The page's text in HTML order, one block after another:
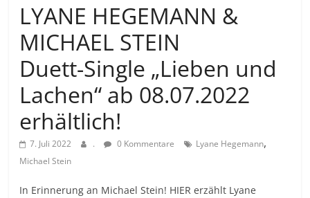
LYANE HEGEMANN &
MICHAEL STEIN
Duett-Single „Lieben und
Lachen“ ab 08.07.2022
erhältlich!
7. Juli 2022 . 0 Kommentare Lyane Hegemann,
Michael Stein
In Erinnerung an Michael Stein! HIER erzählt Lyane